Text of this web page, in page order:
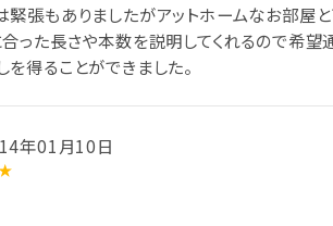
張もありましたがアットホームなお部屋
った長さや本数を説明してくれるので希
得ることができました。
年01月10日